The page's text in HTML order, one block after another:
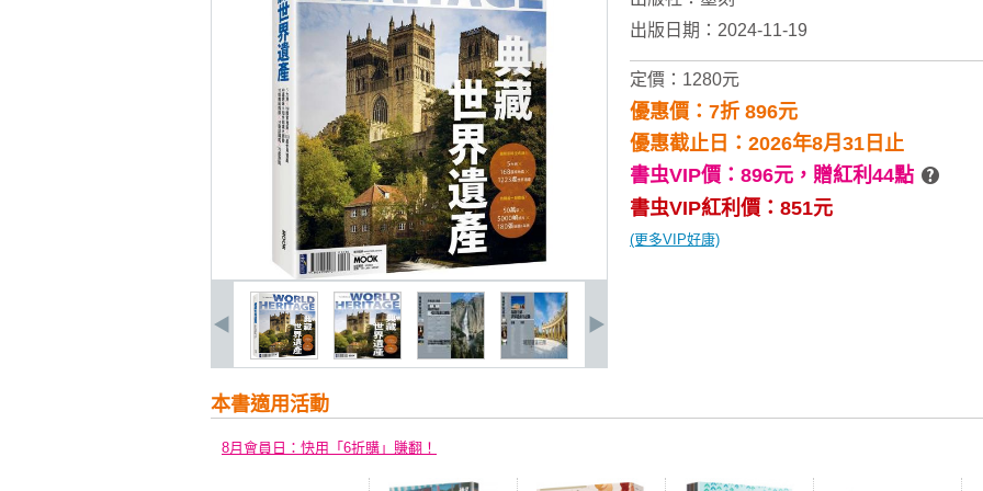
出版日期：2024-11-19
定價：1280元
優惠價：7折 896元
優惠截止日：2026年8月31日止
書虫VIP價：896元， 贈紅利44點
書虫VIP紅利價：851元
(更多VIP好康)
本書適用活動
8月會員日：快用「6折購」賺翻！